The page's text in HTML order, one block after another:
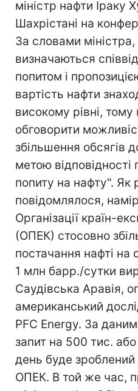
міністр нафти Іраку
Шахрістані на
За словами
визначаються
попитом і
вартість нафти
високому рівні, тому
обговорити
збільшення обсягів
метою
попиту на нафту". Як
повідомлялося,
Організації країн-
(ОПЕК) стосовно
постачання нафті на
1 млн барр./сутки
Саудівська Аравія,
американський
PFC Energy. За
запит на 500 тис.
день буде зроблений
ОПЕК. В той же час,